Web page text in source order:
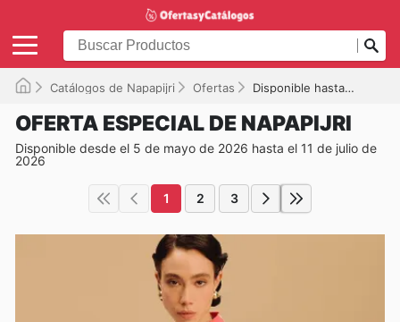
Catálogos de Napapijri Ofertas Disponible hasta el 11/07/2026
OFERTA ESPECIAL DE NAPAPIJRI
Disponible desde el 5 de mayo de 2026 hasta el 11 de julio de
2026
1 2 3